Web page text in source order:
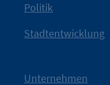
IHK Berlin. Offizieller
Nach einer
Kampagne der IHK
IHK?“wurde bewusst
Politik
Stadtentwicklung
Unternehmen